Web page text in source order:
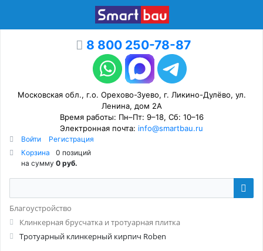
8 800 250-78-87
Московская обл., г.о. Орехово-Зуево, г. Ликино-Дулёво, ул.
Ленина, дом 2А
Время работы: Пн–Пт: 9–18, Сб: 10–16
Электронная почта: info@smartbau.ru
Войти
Регистрация
Корзина
0 позиций
на сумму 0 руб.
Благоустройство
Клинкерная брусчатка и тротуарная плитка
Тротуарный клинкерный кирпич Roben